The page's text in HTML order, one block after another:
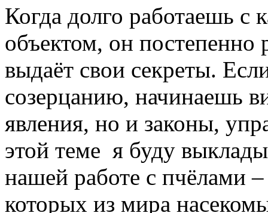
Когда долго работаешь с
объектом, он постепенно
выдаёт свои секреты.
созерцанию, начинаешь
явления, но и законы,
этой теме я буду
нашей работе с пчёлами
которых из мира